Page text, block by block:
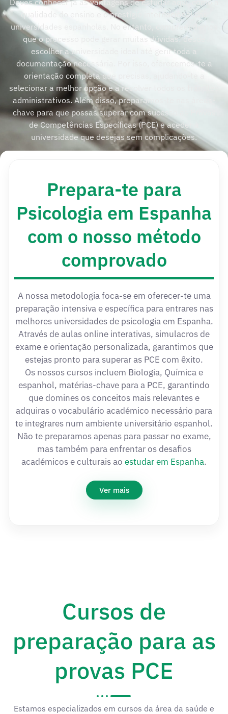
Deves conhecer já as vantagens de estudar aqui, como a
qualidade do ensino e o prestígio internacional das
universidades espanholas. No entanto, compreendemos
que o processo pode gerar muitas dúvidas: desde
escolher a universidade ideal até gerir toda a
documentação necessária. Por isso, oferecemos-te a
orientação completa que precisas, ajudando-te a
selecionar a melhor opção e a resolver todos os trâmites
administrativos. Além disso, preparamos-te nas áreas-
chave para que possas superar com sucesso as Provas
de Competências Específicas (PCE) e aceder à
universidade que desejas sem complicações.
Prepara-te para
Psicologia em Espanha
com o nosso método
comprovado
A nossa metodologia foca-se em oferecer-te uma
preparação intensiva e específica para entrares nas
melhores universidades de psicologia em Espanha.
Através de aulas online interativas, simulacros de
exame e orientação personalizada, garantimos que
estejas pronto para superar as PCE com êxito.
Os nossos cursos incluem Biologia, Química e
espanhol, matérias-chave para a PCE, garantindo
que domines os conceitos mais relevantes e
adquiras o vocabulário académico necessário para
te integrares num ambiente universitário espanhol.
Não te preparamos apenas para passar no exame,
mas também para enfrentar os desafios
académicos e culturais ao estudar em Espanha.
Ver mais
Cursos de
preparação para as
provas PCE
Estamos especializados em cursos da área da saúde e